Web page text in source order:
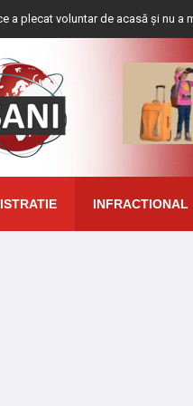
de acasă și nu a mai revenit
INFRACTIONAL